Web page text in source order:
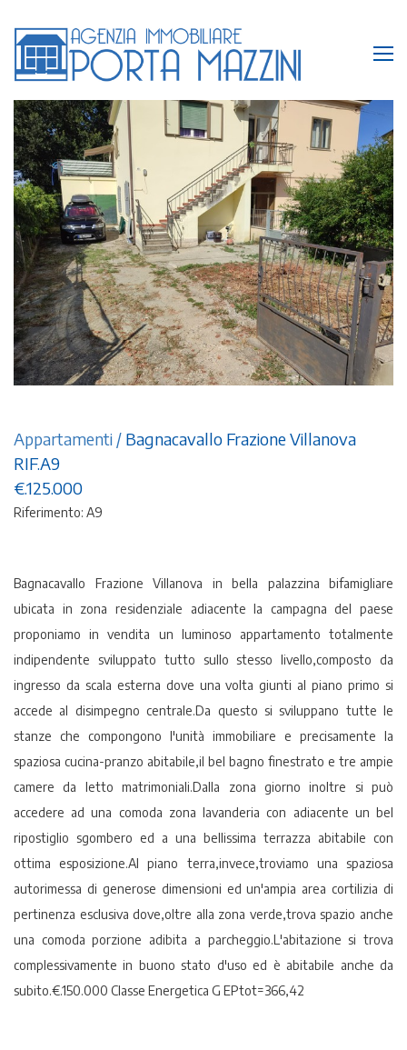
Appartamenti / Bagnacavallo Frazione Villanova
RIF.A9
€.125.000
Riferimento: A9
Bagnacavallo Frazione Villanova in bella palazzina bifamigliare
ubicata in zona residenziale adiacente la campagna del paese
proponiamo in vendita un luminoso appartamento totalmente
indipendente sviluppato tutto sullo stesso livello,composto da
ingresso da scala esterna dove una volta giunti al piano primo si
accede al disimpegno centrale.Da questo si sviluppano tutte le
stanze che compongono l'unità immobiliare e precisamente la
spaziosa cucina-pranzo abitabile,il bel bagno finestrato e tre ampie
camere da letto matrimoniali.Dalla zona giorno inoltre si può
accedere ad una comoda zona lavanderia con adiacente un bel
ripostiglio sgombero ed a una bellissima terrazza abitabile con
ottima esposizione.Al piano terra,invece,troviamo una spaziosa
autorimessa di generose dimensioni ed un'ampia area cortilizia di
pertinenza esclusiva dove,oltre alla zona verde,trova spazio anche
una comoda porzione adibita a parcheggio.L'abitazione si trova
complessivamente in buono stato d'uso ed è abitabile anche da
subito.€.150.000 Classe Energetica G EPtot=366,42